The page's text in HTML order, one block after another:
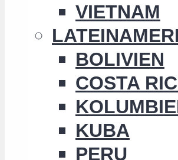
VIETNAM
BOLIVIEN
COSTA
KUBA
PERU